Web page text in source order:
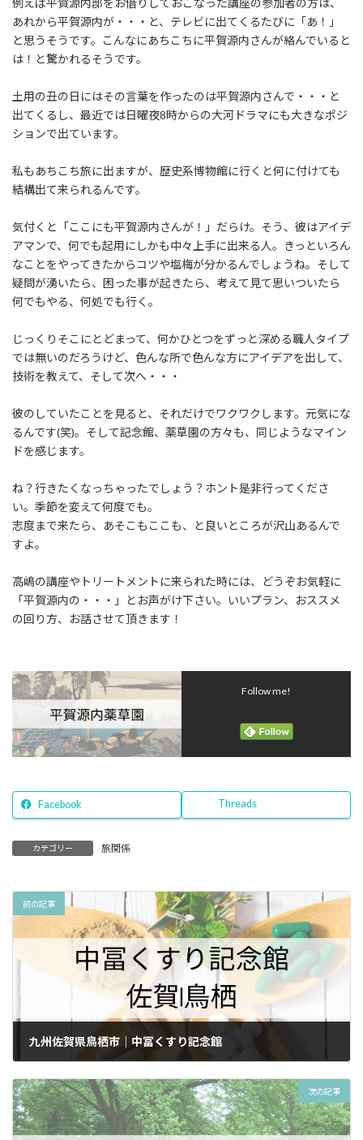
例えば平賀源内邸をお借りしておこなった講座の参加者の方は、
あれから平賀源内が・・・と、テレビに出てくるたびに「あ！」
と思うそうです。こんなにあちこちに平賀源内さんが絡んでいると
は！と驚かれるそうです。
土用の丑の日にはその言葉を作ったのは平賀源内さんで・・・と
出てくるし、最近では日曜夜8時からの大河ドラマにも大きなポジ
ションで出ています。
私もあちこち旅に出ますが、歴史系博物館に行くと何に付けても
結構出て来られるんです。
気付くと「ここにも平賀源内さんが！」だらけ。そう、彼はアイデ
アマンで、何でも起用にしかも中々上手に出来る人。きっといろん
なことをやってきたからコツや塩梅が分かるんでしょうね。そして
疑問が湧いたら、困った事が起きたら、考えて見て思いついたら
何でもやる、何処でも行く。
じっくりそこにとどまって、何かひとつをずっと深める職人タイプ
では無いのだろうけど、色んな所で色んな方にアイデアを出して、
技術を教えて、そして次へ・・・
彼のしていたことを見ると、それだけでワクワクします。元気にな
るんです(笑)。そして記念館、薬草園の方々も、同じようなマイン
ドを感じます。
ね？行きたくなっちゃったでしょう？ホント是非行ってくださ
い。季節を変えて何度でも。
志度まで来たら、あそこもここも、と良いところが沢山あるんで
すよ。
高嶋の講座やトリートメントに来られた時には、どうぞお気軽に
「平賀源内の・・・」とお声がけ下さい。いいプラン、おススメ
の回り方、お話させて頂きます！
Follow me!
Facebook Threads
カテゴリー 旅関係
前の記事
九州佐賀県鳥栖市｜中冨くすり記念館
次の記事